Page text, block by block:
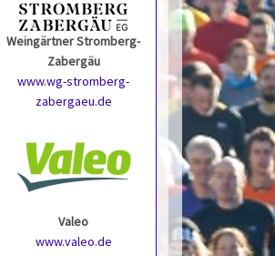
Weingärtner Stromberg-
Zabergäu
www.wg-stromberg-
zabergaeu.de
Valeo
www.valeo.de